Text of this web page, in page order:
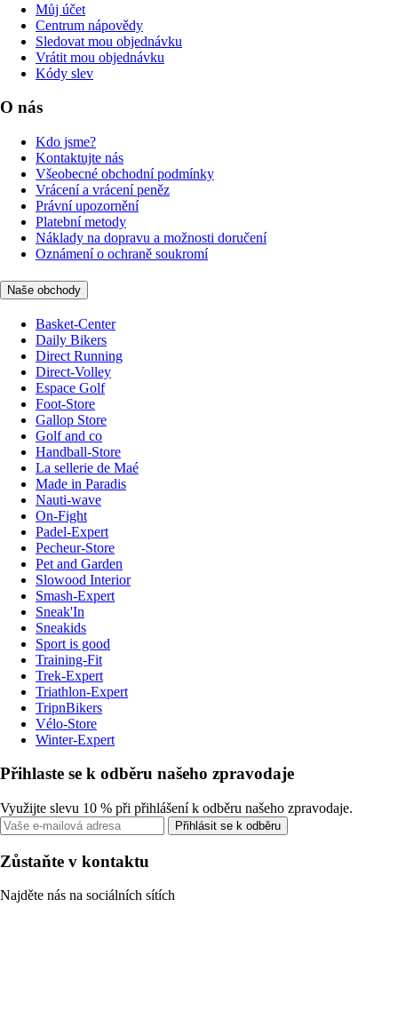
Můj účet
Centrum nápovědy
Sledovat mou objednávku
Vrátit mou objednávku
Kódy slev
O nás
Kdo jsme?
Kontaktujte nás
Všeobecné obchodní podmínky
Vrácení a vrácení peněz
Právní upozornění
Platební metody
Náklady na dopravu a možnosti doručení
Oznámení o ochraně soukromí
Naše obchody
Basket-Center
Daily Bikers
Direct Running
Direct-Volley
Espace Golf
Foot-Store
Gallop Store
Golf and co
Handball-Store
La sellerie de Maé
Made in Paradis
Nauti-wave
On-Fight
Padel-Expert
Pecheur-Store
Pet and Garden
Slowood Interior
Smash-Expert
Sneak'In
Sneakids
Sport is good
Training-Fit
Trek-Expert
Triathlon-Expert
TripnBikers
Vélo-Store
Winter-Expert
Přihlaste se k odběru našeho zpravodaje
Využijte slevu 10 % při přihlášení k odběru našeho zpravodaje.
Přihlásit se k odběru
Zůstaňte v kontaktu
Najděte nás na sociálních sítích